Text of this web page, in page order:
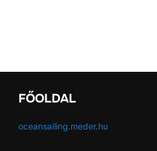
FŐOLDAL
oceansailing.meder.hu